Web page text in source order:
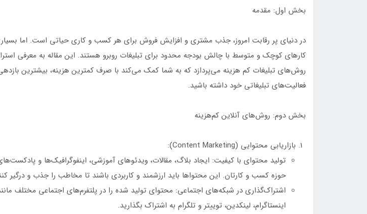
بخش اول: مقدمه
در دنیای پر رقابت امروز، جذب مشتری و افزایش فروش برای هر کسب و کاری حیاتی است. اما
کارهای کوچک و متوسط با چالش بودجه محدود برای تبلیغات روبرو هستند. این مقاله به معرفی
روش‌های تبلیغات کم هزینه می‌پردازد که به شما کمک می‌کند با صرف کمترین هزینه، بیشترین
فعالیت‌های تبلیغاتی خود داشته باشید.
بخش دوم: روش‌های آنلاین کم‌هزینه
بازاریابی محتوایی (Content Marketing):
تولید محتوای با کیفیت: ایجاد بلاگ، مقالات، ویدئوهای آموزشی، اینفوگرافیک‌ها و
حوزه کسب و کارتان. این محتواها باید ارزشمند و کاربردی باشند تا مخاطب را جذب و درگیر
اشتراک‌گذاری در شبکه‌های اجتماعی: محتوای تولید شده را در پلتفرم‌های اجتماعی مختلف
اینستاگرام، لینکدین، توییتر و تلگرام به اشتراک بگذارید.